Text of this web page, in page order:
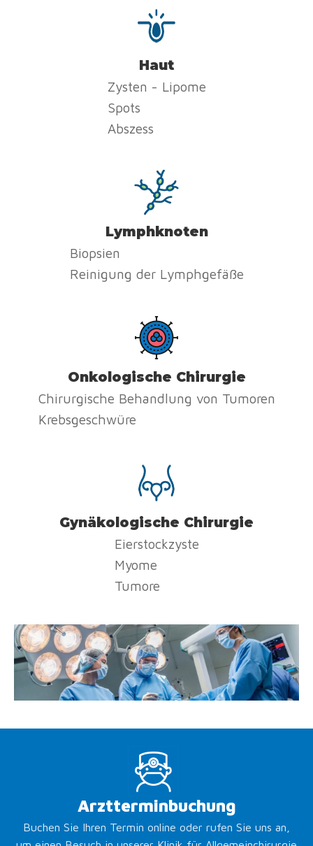
Haut
Zysten - Lipome
Spots
Abszess
Lymphknoten
Biopsien
Reinigung der Lymphgefäße
Onkologische Chirurgie
Chirurgische Behandlung von Tumoren
Krebsgeschwüre
Gynäkologische Chirurgie
Eierstockzyste
Myome
Tumore
Arztterminbuchung
Buchen Sie Ihren Termin online oder rufen Sie uns an,